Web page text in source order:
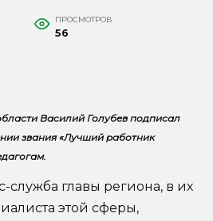
ПРОСМОТРОВ
56
Василий Голубев подписал
звания «Лучший работник
служба главы региона, в их
этой сферы,